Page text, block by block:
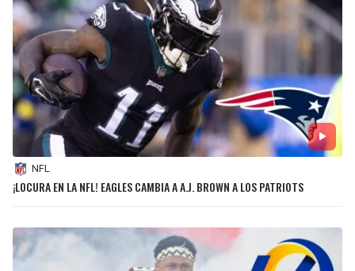
NFL
¡LOCURA EN LA NFL! EAGLES CAMBIA A A.J. BROWN A LOS PATRIOTS